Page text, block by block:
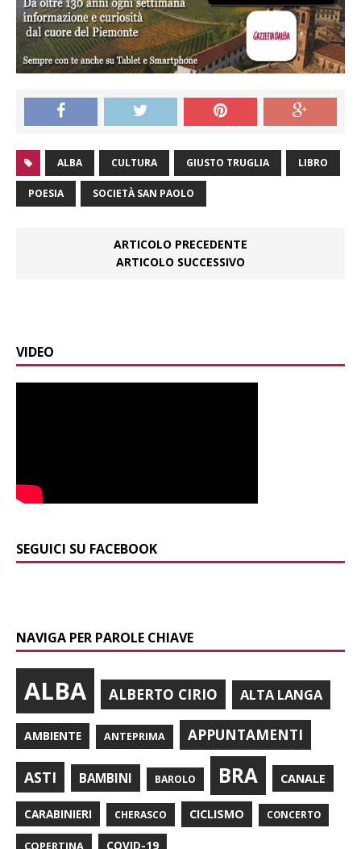
ALBA CULTURA GIUSTO TRUGLIA LIBRO
POESIA SOCIETÀ SAN PAOLO
ARTICOLO PRECEDENTE
ARTICOLO SUCCESSIVO
VIDEO
SEGUICI SU FACEBOOK
NAVIGA PER PAROLE CHIAVE
ALBA ALBERTO CIRIO ALTA LANGA
AMBIENTE ANTEPRIMA APPUNTAMENTI
ASTI BAMBINI BAROLO BRA CANALE
CARABINIERI CHERASCO CICLISMO CONCERTO
COPERTINA COVID-19